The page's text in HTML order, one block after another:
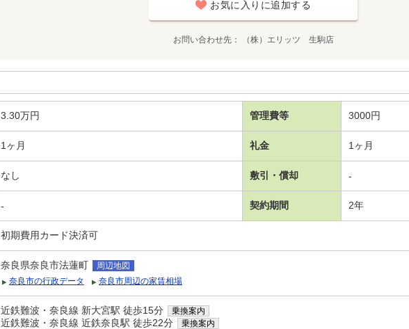
お気に入りに追加する
お問い合わせ先 （株）エリッツ 生駒店
3.30万円 管理費等 3000円
1ヶ月 礼金 1ヶ月
なし 敷引・償却 -
- 契約期間 2年
初期費用カード決済可
奈良県奈良市法蓮町
周辺地図
奈良市の行政データ
奈良市周辺の家賃相場
近鉄難波・奈良線 新大宮駅 徒歩15分 乗換案内
近鉄難波・奈良線 近鉄奈良駅 徒歩22分 乗換案内